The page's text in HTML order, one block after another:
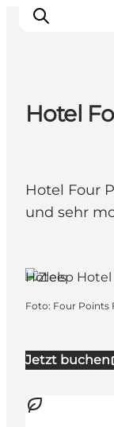
Städte
Hotel
Hotel Four
und sehr
Jetzt buchen
Hotels
Foto: Four Points